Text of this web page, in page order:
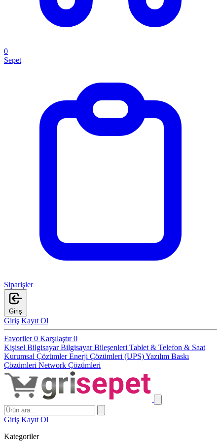
0
Sepet
Siparişler
Giriş
Giriş Kayıt Ol
Favoriler0 Karşılaştır0
Kişisel BilgisayarBilgisayar Bileşenleri Tablet & Telefon & Saat
Kurumsal ÇözümlerEnerji Çözümleri (UPS)Yazılım Baskı
Çözümleri Network Çözümleri
Giriş Kayıt Ol
Kategoriler